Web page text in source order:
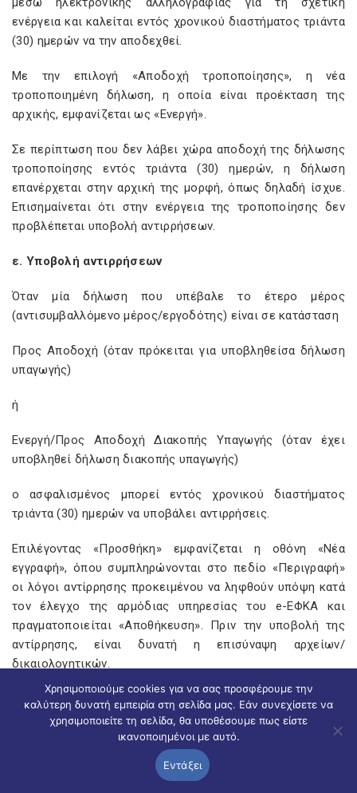
ενέργεια και καλείται εντός χρονικού διαστήματος τριάντα
(30) ημερών να την αποδεχθεί.
Με την επιλογή «Αποδοχή τροποποίησης», η νέα
τροποποιημένη δήλωση, η οποία είναι προέκταση της
αρχικής, εμφανίζεται ως «Ενεργή».
Σε περίπτωση που δεν λάβει χώρα αποδοχή της δήλωσης
τροποποίησης εντός τριάντα (30) ημερών, η δήλωση
επανέρχεται στην αρχική της μορφή, όπως δηλαδή ίσχυε.
Επισημαίνεται ότι στην ενέργεια της τροποποίησης δεν
προβλέπεται υποβολή αντιρρήσεων.
ε. Υποβολή αντιρρήσεων
Όταν μία δήλωση που υπέβαλε το έτερο μέρος
(αντισυμβαλλόμενο μέρος/εργοδότης) είναι σε κατάσταση
Προς Αποδοχή (όταν πρόκειται για υποβληθείσα δήλωση
υπαγωγής)
ή
Ενεργή/Προς Αποδοχή Διακοπής Υπαγωγής (όταν έχει
υποβληθεί δήλωση διακοπής υπαγωγής)
ο ασφαλισμένος μπορεί εντός χρονικού διαστήματος
τριάντα (30) ημερών να υποβάλει αντιρρήσεις.
Επιλέγοντας «Προσθήκη» εμφανίζεται η οθόνη «Νέα
εγγραφή», όπου συμπληρώνονται στο πεδίο «Περιγραφή»
οι λόγοι αντίρρησης προκειμένου να ληφθούν υπόψη κατά
τον έλεγχο της αρμόδιας υπηρεσίας του e-ΕΦΚΑ και
πραγματοποιείται «Αποθήκευση». Πριν την υποβολή της
αντίρρησης, είναι δυνατή η επισύναψη αρχείων/
δικαιολογητικών.
Η δρομολόγηση της αντίρρησης πραγματοποιείται
συστημικά και αυτόματα στην Τοπική Διεύθυνση που
υπάγεται ο αντισυμβαλλόμενος εργοδότης και εκδίδεται,
κατόπιν ελέγχου, Απόφαση (εγκριτική ή απορριπτική), για
την οποία ενημερώνονται μέσω της ηλεκτρονικής
Χρησιμοποιούμε cookies για να σας προσφέρουμε την
καλύτερη δυνατή εμπειρία στη σελίδα μας. Εάν συνεχίσετε να
χρησιμοποιείτε τη σελίδα, θα υποθέσουμε πως είστε
ικανοποιημένοι με αυτό.
Εντάξει